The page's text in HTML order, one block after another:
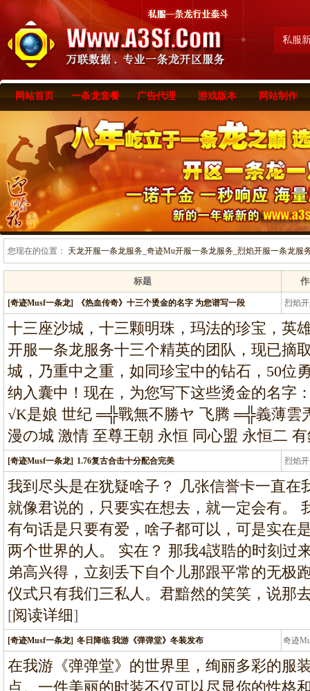
私服
网站首页 一条龙套餐 广告代理 游戏版本 网站制作
您现在的位置： 天龙开服一条龙服务_奇迹Mu开服一条龙服务_烈焰开服一条龙服
标题
[奇迹Musf一条龙] 《热血传奇》十三个烫金的名字 为您谱写一段 烈焰
龙
十三座沙城，十三颗明珠，玛法的珍宝，英
开服一条龙服务十三个精英的团队，现已摘
城，乃重中之重，如同珍宝中的钻石，50位
纳入囊中！现在，为您写下这些烫金的名字
√K是娘 世纪 ═╬戰無不勝ヤ 飞腾 ═╬義薄
漫の城 激情 至尊王朝 永恒 同心盟 永恒二
[奇迹Musf一条龙] 1.76复古合击十分配合完美 烈焰
龙
我到尽头是在犹疑啥子？ 几张信誉卡一直在
就像君说的，只要实在想去，就一定会有。
有句话是只要有爱，啥子都可以，可是实在
两个世界的人。 实在？ 那我4詜聕的时刻过
弟高兴得，立刻丢下自个儿那跟平常的无极
仪式只有我们三私人。君黯然的笑笑，说那
[阅读详细]
[奇迹Musf一条龙] 冬日降临 我游《弹弹堂》冬装发布 奇迹
条
在我游《弹弹堂》的世界里，绚丽多彩的服
点。一件美丽的时装不仅可以尽显你的性格